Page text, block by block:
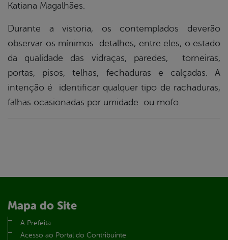
Katiana Magalhães.
Durante a vistoria, os contemplados deverão
observar os mínimos detalhes, entre eles, o estado
da qualidade das vidraças, paredes, torneiras,
portas, pisos, telhas, fechaduras e calçadas. A
intenção é identificar qualquer tipo de rachaduras,
falhas ocasionadas por umidade ou mofo.
Mapa do Site
A Prefeita
Acesso ao Portal do Contribuinte